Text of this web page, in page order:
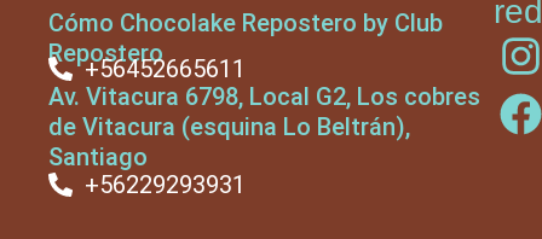
Cómo Chocolake Repostero by Club
Repostero
+56452665611
Av. Vitacura 6798, Local G2, Los cobres
de Vitacura (esquina Lo Beltrán),
Santiago
+56229293931